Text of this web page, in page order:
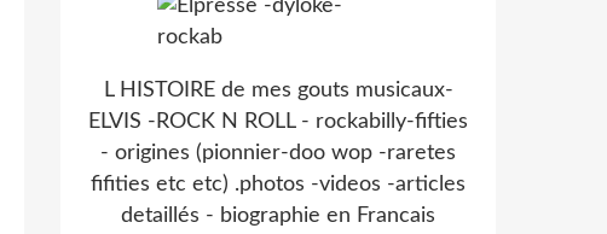
L HISTOIRE de mes gouts musicaux-
ELVIS -ROCK N ROLL - rockabilly-fifties
- origines (pionnier-doo wop -raretes
fifities etc etc) .photos -videos -articles
detaillés - biographie en Francais